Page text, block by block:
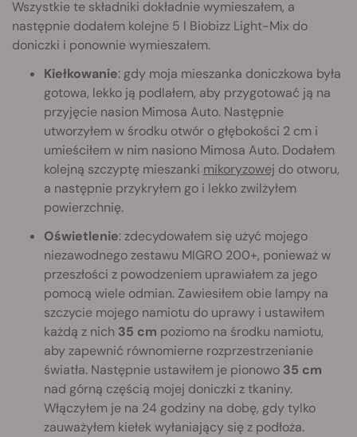
Wszystkie te składniki dokładnie wymieszałem, a
następnie dodałem kolejne 5 l Biobizz Light-Mix do
doniczki i ponownie wymieszałem.
Kiełkowanie: gdy moja mieszanka doniczkowa była
gotowa, lekko ją podlałem, aby przygotować ją na
przyjęcie nasion Mimosa Auto. Następnie
utworzyłem w środku otwór o głębokości 2 cm i
umieściłem w nim nasiono Mimosa Auto. Dodałem
kolejną szczyptę mieszanki mikoryzowej do otworu,
a następnie przykryłem go i lekko zwilżyłem
powierzchnię.
Oświetlenie: zdecydowałem się użyć mojego
niezawodnego zestawu MIGRO 200+, ponieważ w
przeszłości z powodzeniem uprawiałem za jego
pomocą wiele odmian. Zawiesiłem obie lampy na
szczycie mojego namiotu do uprawy i ustawiłem
każdą z nich 35 cm poziomo na środku namiotu,
aby zapewnić równomierne rozprzestrzenianie
światła. Następnie ustawiłem je pionowo 35 cm
nad górną częścią mojej doniczki z tkaniny.
Włączyłem je na 24 godziny na dobę, gdy tylko
zauważyłem kiełek wyłaniający się z podłoża.